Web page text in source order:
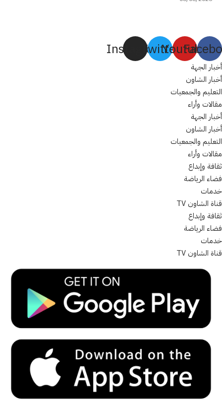
Youtube
Twitter
Instagram
أخبار الجهة
أخبار الشاون
التعليم والجمعيات
مقالات وأراء
أخبار الجهة
أخبار الشاون
التعليم والجمعيات
مقالات وأراء
ثقافة وإبداع
فضاء الرياضة
خدمات
قناة الشاون TV
ثقافة وإبداع
فضاء الرياضة
خدمات
قناة الشاون TV